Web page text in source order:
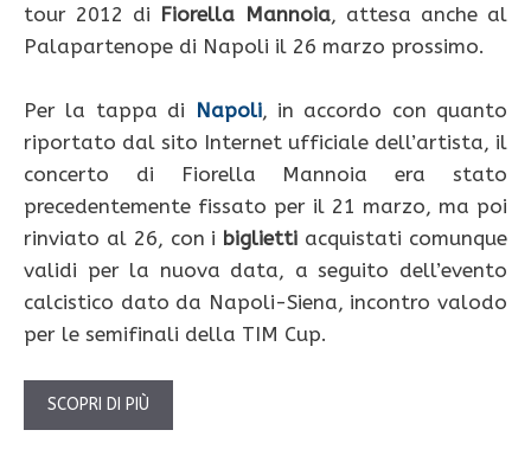
tour 2012 di Fiorella Mannoia, attesa anche al
Palapartenope di Napoli il 26 marzo prossimo.
Per la tappa di Napoli, in accordo con quanto
riportato dal sito Internet ufficiale dell’artista, il
concerto di Fiorella Mannoia era stato
precedentemente fissato per il 21 marzo, ma poi
rinviato al 26, con i biglietti acquistati comunque
validi per la nuova data, a seguito dell’evento
calcistico dato da Napoli-Siena, incontro valodo
per le semifinali della TIM Cup.
SCOPRI DI PIÙ